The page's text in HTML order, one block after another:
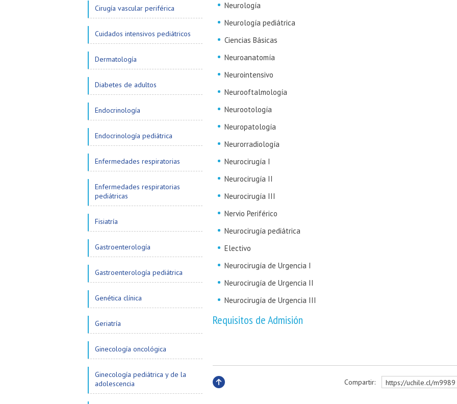
Cirugía vascular periférica
Cuidados intensivos pediátricos
Dermatología
Diabetes de adultos
Endocrinología
Endocrinología pediátrica
Enfermedades respiratorias
Enfermedades respiratorias
pediátricas
Fisiatría
Gastroenterología
Gastroenterología pediátrica
Genética clínica
Geriatría
Ginecología oncológica
Ginecología pediátrica y de la
adolescencia
Neurología
Neurología pediátrica
Ciencias Básicas
Neuroanatomía
Neurointensivo
Neurooftalmología
Neurootología
Neuropatología
Neurorradiología
Neurocirugía I
Neurocirugía II
Neurocirugía III
Nervio Periférico
Neurocirugía pediátrica
Electivo
Neurocirugía de Urgencia I
Neurocirugía de Urgencia II
Neurocirugía de Urgencia III
Requisitos de Admisión
Compartir: https://uchile.cl/m9989